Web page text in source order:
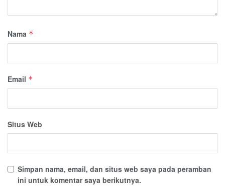
Nama *
Email *
Situs Web
Simpan nama, email, dan situs web saya pada peramban
ini untuk komentar saya berikutnya.